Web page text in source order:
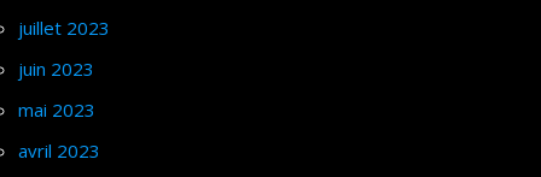
juillet 2023
juin 2023
mai 2023
avril 2023